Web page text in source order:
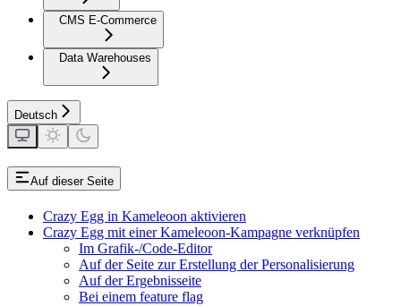
CMS E-Commerce
Data Warehouses
Deutsch
Auf dieser Seite
Crazy Egg in Kameleoon aktivieren
Crazy Egg mit einer Kameleoon-Kampagne verknüpfen
Im Grafik-/Code-Editor
Auf der Seite zur Erstellung der Personalisierung
Auf der Ergebnisseite
Bei einem feature flag